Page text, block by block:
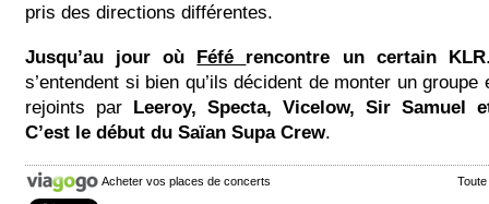
pris des directions différentes.
Jusqu’au jour où Féfé rencontre un certain KLR
s’entendent si bien qu’ils décident de monter un
rejoints par Leeroy, Specta, Vicelow, Sir Samuel
C’est le début du Saïan Supa Crew.
Acheter vos places de concerts